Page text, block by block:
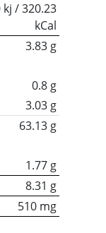
kj / 320.23
kCal
3.83 g
0.8 g
3.03 g
63.13 g
1.77 g
8.31 g
510 mg